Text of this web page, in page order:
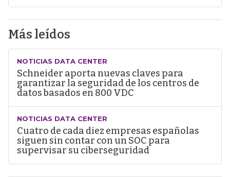
Más leídos
NOTICIAS DATA CENTER
Schneider aporta nuevas claves para
garantizar la seguridad de los centros de
datos basados en 800 VDC
NOTICIAS DATA CENTER
Cuatro de cada diez empresas españolas
siguen sin contar con un SOC para
supervisar su ciberseguridad